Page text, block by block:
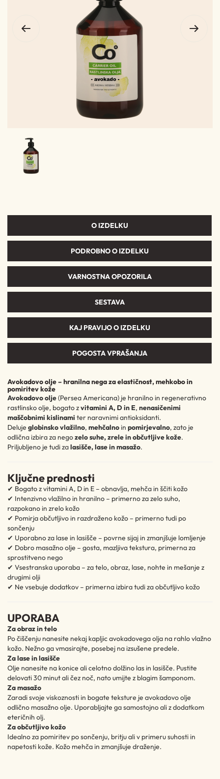
O IZDELKU
PODROBNO O IZDELKU
VARNOSTNA OPOZORILA
SESTAVA
KAJ PRAVIJO O IZDELKU
POGOSTA VPRAŠANJA
Avokadovo olje – hranilna nega za elastičnost, mehkobo in
pomiritev kože
Avokadovo olje(Persea Americana) je hranilno in regenerativno
rastlinsko olje, bogato zvitamini A, D in E, nenasičenimi
maščobnimi kislinami ter naravnimi antioksidanti.
Deluje globinsko vlažilno, mehčalnoin pomirjevalno, zato je
odlična izbira za negozelo suhe, zrele in občutljive kože.
Priljubljeno je tudi zalasišče, lase in masažo.
Ključne prednosti
✔ Bogato z vitamini A, D in E – obnavlja, mehča in ščiti kožo
✔ Intenzivno vlažilno in hranilno – primerno za zelo suho,
razpokano in zrelo kožo
✔ Pomirja občutljivo in razdraženo kožo – primerno tudi po
sončenju
✔ Uporabno za lase in lasišče – povrne sijaj in zmanjšuje lomljenje
✔ Dobro masažno olje – gosta, mazljiva tekstura, primerna za
sprostitveno nego
✔ Vsestranska uporaba – za telo, obraz, lase, nohte in mešanje z
drugimi olji
✔ Ne vsebuje dodatkov – primerna izbira tudi za občutljivo kožo
UPORABA
Za obraz in telo
Po čiščenju nanesite nekaj kapljic avokadovega olja na rahlo vlažno
kožo. Nežno ga vmasirajte, posebej na izsušene predele.
Za lase in lasišče
Olje nanesite na konice ali celotno dolžino las in lasišče. Pustite
delovati 30 minut ali čez noč, nato umijte z blagim šamponom.
Za masažo
Zaradi svoje viskoznosti in bogate teksture je avokadovo olje
odlično masažno olje. Uporabljajte ga samostojno ali z dodatkom
eteričnih olj.
Za občutljivo kožo
Idealno za pomiritev po sončenju, britju ali v primeru suhosti in
napetosti kože. Kožo mehča in zmanjšuje draženje.